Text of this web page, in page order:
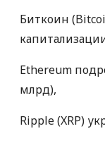
Биткоин
Ethereum
млрд),
Ripple (XRP)